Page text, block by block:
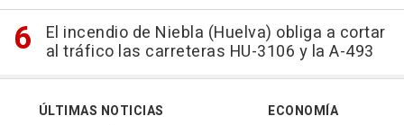
El incendio de Niebla (Huelva) obliga a cortar
al tráfico las carreteras HU-3106 y la A-493
ÚLTIMAS NOTICIAS
ECONOMÍA